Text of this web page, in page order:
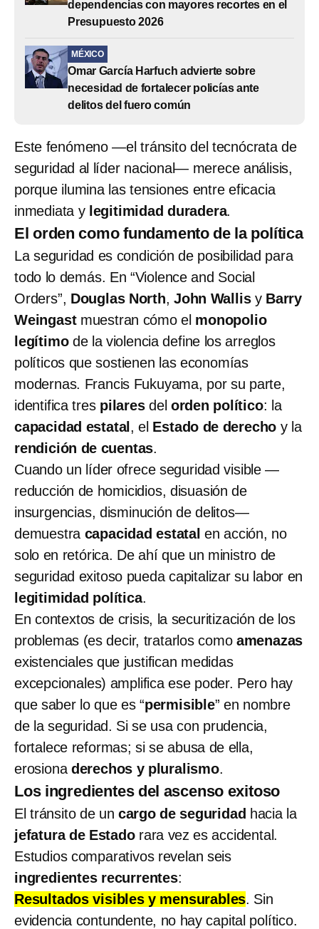
dependencias con mayores recortes en el
Presupuesto 2026
MÉXICO
Omar García Harfuch advierte sobre
necesidad de fortalecer policías ante
delitos del fuero común
Este fenómeno —el tránsito del tecnócrata de
seguridad al líder nacional— merece análisis,
porque ilumina las tensiones entre eficacia
inmediata y legitimidad duradera.
El orden como fundamento de la política
La seguridad es condición de posibilidad para
todo lo demás. En “Violence and Social
Orders”, Douglas North,John Wallisy Barry
Weingastmuestran cómo el monopolio
legítimode la violencia define los arreglos
políticos que sostienen las economías
modernas. Francis Fukuyama, por su parte,
identifica tres pilaresdel orden político: la
capacidad estatal , el Estado de derecho y la
rendición de cuentas.
Cuando un líder ofrece seguridad visible —
reducción de homicidios, disuasión de
insurgencias, disminución de delitos—
demuestra capacidad estatal en acción, no
solo en retórica. De ahí que un ministro de
seguridad exitoso pueda capitalizar su labor en
legitimidad política.
En contextos de crisis, la securitización de los
problemas (es decir, tratarlos como amenazas
existenciales que justifican medidas
excepcionales) amplifica ese poder. Pero hay
que saber lo que es “permisible” en nombre
de la seguridad. Si se usa con prudencia,
fortalece reformas; si se abusa de ella,
erosiona derechos y pluralismo.
Los ingredientes del ascenso exitoso
El tránsito de un cargo de seguridad hacia la
jefatura de Estadorara vez es accidental.
Estudios comparativos revelan seis
ingredientes recurrentes:
Resultados visibles y mensurables. Sin
evidencia contundente, no hay capital político.